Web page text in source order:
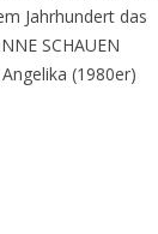
Jahrhundert das
SCHAUEN
(1980er)